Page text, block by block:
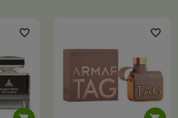
favorite_border favorite_border